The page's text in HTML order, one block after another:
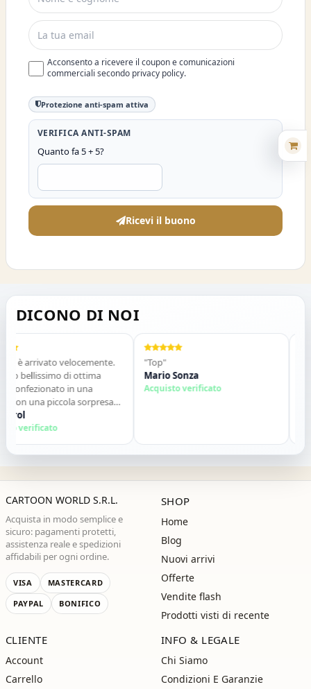
Acconsento a ricevere il coupon e comunicazioni
commerciali secondo privacy policy.
Protezione anti-spam attiva
VERIFICA ANTI-SPAM
Quanto fa 5 + 5?
Ricevi il buono
DICONO DI NOI
è arrivato velocemente.
bellissimo di ottima
in una
una piccola sorpresa
Tutto perfetto. Lo
vivamente. Grazie ,alla
verificato
"Top"
Mario Sonza
Acquisto verificato
CARTOON WORLD S.R.L.
Acquista in modo semplice e
sicuro: pagamenti protetti,
assistenza reale e spedizioni
affidabili per ogni ordine.
VISA
MASTERCARD
PAYPAL
BONIFICO
SHOP
Home
Blog
Nuovi arrivi
Offerte
Vendite flash
Prodotti visti di recente
CLIENTE
Account
Carrello
INFO & LEGALE
Chi Siamo
Condizioni E Garanzie